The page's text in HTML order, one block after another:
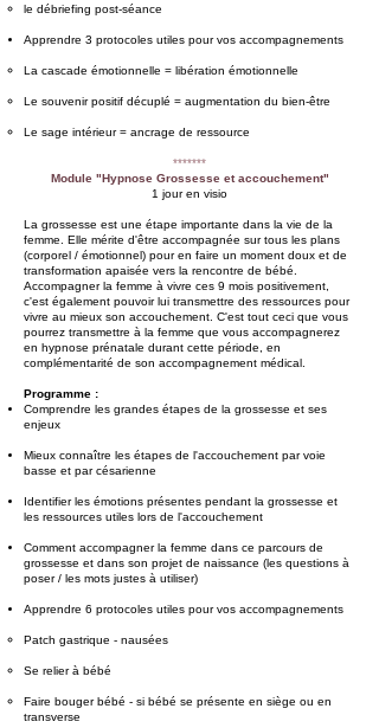
le débriefing post-séance
Apprendre 3 protocoles utiles pour vos accompagnements
La cascade émotionnelle = libération émotionnelle
Le souvenir positif décuplé = augmentation du bien-être
Le sage intérieur = ancrage de ressource
*******
Module "Hypnose Grossesse et accouchement"
1 jour en visio
La grossesse est une étape importante dans la vie de la
femme. Elle mérite d'être accompagnée sur tous les plans
(corporel / émotionnel) pour en faire un moment doux et de
transformation apaisée vers la rencontre de bébé.
Accompagner la femme à vivre ces 9 mois positivement,
c'est également pouvoir lui transmettre des ressources pour
vivre au mieux son accouchement. C'est tout ceci que vous
pourrez transmettre à la femme que vous accompagnerez
en hypnose prénatale durant cette période, en
complémentarité de son accompagnement médical.
Programme :
Comprendre les grandes étapes de la grossesse et ses
enjeux
Mieux connaître les étapes de l'accouchement par voie
basse et par césarienne
Identifier les émotions présentes pendant la grossesse et
les ressources utiles lors de l'accouchement
Comment accompagner la femme dans ce parcours de
grossesse et dans son projet de naissance (les questions à
poser / les mots justes à utiliser)
Apprendre 6 protocoles utiles pour vos accompagnements
Patch gastrique - nausées
Se relier à bébé
Faire bouger bébé - si bébé se présente en siège ou en
transverse